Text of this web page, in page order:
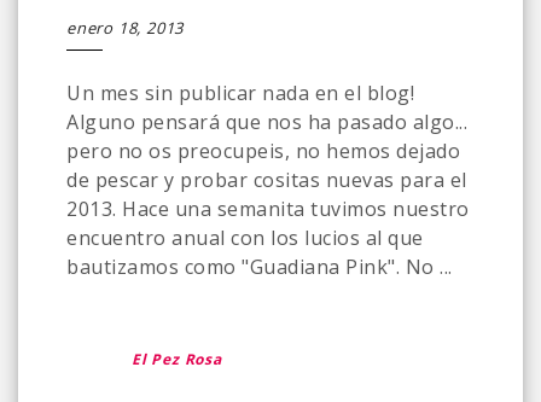
enero 18, 2013
Un mes sin publicar nada en el blog!
Alguno pensará que nos ha pasado algo...
pero no os preocupeis, no hemos dejado
de pescar y probar cositas nuevas para el
2013. Hace una semanita tuvimos nuestro
encuentro anual con los lucios al que
bautizamos como "Guadiana Pink". No ...
El Pez Rosa